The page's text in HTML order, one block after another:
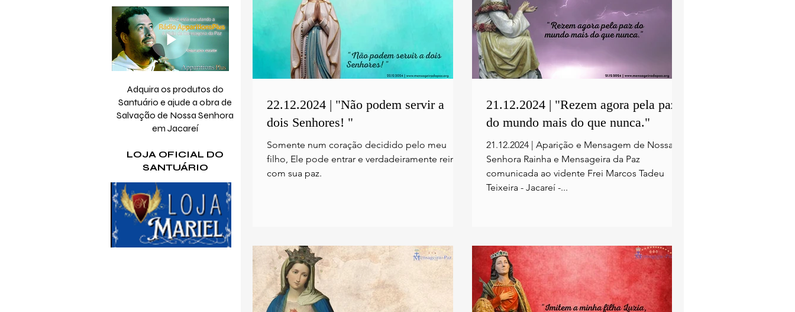
Adquira os produtos do
Santuário e ajude a obra de
Salvação de Nossa Senhora
em Jacareí
LOJA OFICIAL DO
SANTUÁRIO
22.12.2024 | "Não podem servir a
dois Senhores! "
Somente num coração decidido pelo meu
filho, Ele pode entrar e verdadeiramente reinar
com sua paz.
21.12.2024 | "Rezem agora pela paz
do mundo mais do que nunca."
21.12.2024 | Aparição e Mensagem de Nossa
Senhora Rainha e Mensageira da Paz
comunicada ao vidente Frei Marcos Tadeu
Teixeira - Jacareí -...